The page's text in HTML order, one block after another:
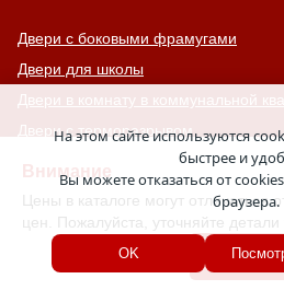
Внимание
Цены в каталоге могут отличаться
цен. Пожалуйста, уточняйте
Хорошо
Двери с боковыми фрамугами
Двери для школы
Двери в комнату в коммунальной
Двери с терморазрывом
Промышленные двери
Двери с боковым окном
Высокие двери
На этом сайте используются
быстрее и
Вы можете отказаться от
браузера.
OK